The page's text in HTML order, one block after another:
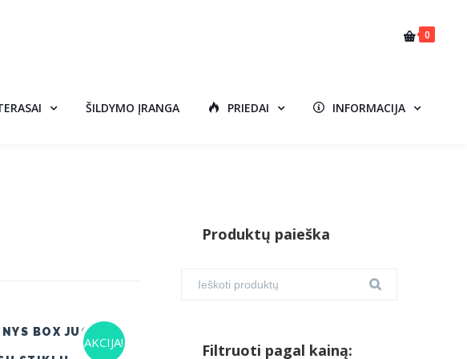
0
ŠILDYMO ĮRANGA PRIEDAI INFORMACIJA
AKCIJA!
BOX JUODAS
Produktų paieška
Filtruoti pagal kainą: